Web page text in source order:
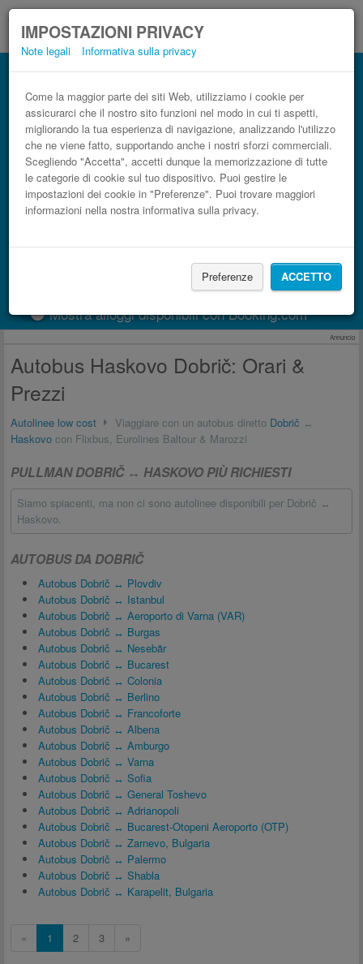
IMPOSTAZIONI PRIVACY
Note legali Informativa sulla privacy
Come la maggior parte dei siti Web, utilizziamo i cookie per
assicurarci che il nostro sito funzioni nel modo in cui ti aspetti,
migliorando la tua esperienza di navigazione, analizzando l'utilizzo
che ne viene fatto, supportando anche i nostri sforzi commerciali.
Scegliendo "Accetta", accetti dunque la memorizzazione di tutte
le categorie di cookie sul tuo dispositivo. Puoi gestire le
impostazioni dei cookie in "Preferenze". Puoi trovare maggiori
informazioni nella nostra informativa sulla privacy.
Preferenze ACCETTO
Autobus Dobrič Haskovo low cost
Prenota il biglietto del pullman più economico
Mostra alloggi disponibili con Booking.com
Annuncio
Autobus Haskovo Dobrič: Orari &
Prezzi
Autolinee low cost Viaggiare con un autobus diretto Dobrič ↔
Haskovo con Flixbus, Eurolines Baltour & Marozzi
PULLMAN DOBRIČ ↔ HASKOVO PIÙ RICHIESTI
Siamo spiacenti, ma non ci sono autolinee disponibili per Dobrič ↔
Haskovo.
AUTOBUS DA DOBRIČ
Autobus Dobrič ↔ Plovdiv
Autobus Dobrič ↔ Istanbul
Autobus Dobrič ↔ Aeroporto di Varna (VAR)
Autobus Dobrič ↔ Burgas
Autobus Dobrič ↔ Nesebăr
Autobus Dobrič ↔ Bucarest
Autobus Dobrič ↔ Colonia
Autobus Dobrič ↔ Berlino
Autobus Dobrič ↔ Francoforte
Autobus Dobrič ↔ Albena
Autobus Dobrič ↔ Amburgo
Autobus Dobrič ↔ Varna
Autobus Dobrič ↔ Sofia
Autobus Dobrič ↔ General Toshevo
Autobus Dobrič ↔ Adrianopoli
Autobus Dobrič ↔ Bucarest-Otopeni Aeroporto (OTP)
Autobus Dobrič ↔ Zarnevo, Bulgaria
Autobus Dobrič ↔ Palermo
Autobus Dobrič ↔ Shabla
Autobus Dobrič ↔ Karapelit, Bulgaria
« 1 2 3 »